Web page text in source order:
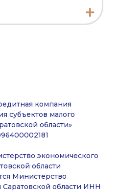
компания
субъектов малого
области»
экономического
области
Министерство
Саратовской области ИНН